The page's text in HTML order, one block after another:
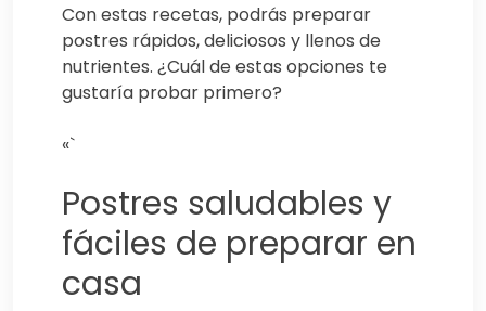
Con estas recetas, podrás preparar
postres rápidos, deliciosos y llenos de
nutrientes. ¿Cuál de estas opciones te
gustaría probar primero?
«`
Postres saludables y
fáciles de preparar en
casa